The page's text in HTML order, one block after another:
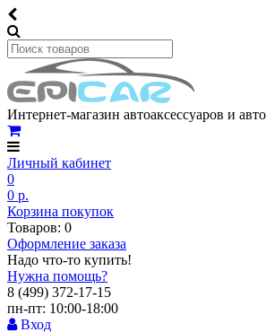
Интернет-магазин автоаксессуаров и
Личный кабинет
0
0 р.
Корзина покупок
Товаров: 0
Оформление заказа
Надо что-то купить!
Нужна помощь?
8 (499) 372-17-15
пн-пт: 10:00-18:00
Вход